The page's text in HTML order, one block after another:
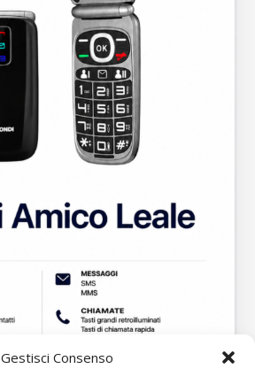
Gestisci Consenso